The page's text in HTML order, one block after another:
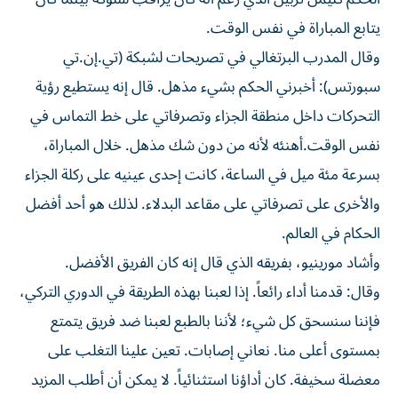
يتابع المباراة في نفس الوقت.
وقال المدرب البرتغالي في تصريحات لشبكة (تي.إن.تي
سبورتس): أخبرني الحكم بشيء مذهل. قال إنه يستطيع رؤية
التحركات داخل منطقة الجزاء وتصرفاتي على خط التماس في
نفس الوقت.أهنئه لأنه من دون شك مذهل. خلال المباراة،
بسرعة مئة ميل في الساعة، كانت إحدى عينيه على ركلة الجزاء
والأخرى على تصرفاتي على مقاعد البدلاء. لذلك هو أحد أفضل
الحكام في العالم.
وأشاد مورينيو، بفريقه الذي قال إنه كان الفريق الأفضل.
وقال: قدمنا أداء رائعاً. إذا لعبنا بهذه الطريقة في الدوري التركي،
فإننا سنسحق كل شيء؛ لأننا بالطبع لعبنا ضد فريق يتمتع
بمستوى أعلى منا. نعاني إصابات. تعين علينا التغلب على
معضلة سخيفة. كان أداؤنا استثنائياً. لا يمكن أن أطلب المزيد